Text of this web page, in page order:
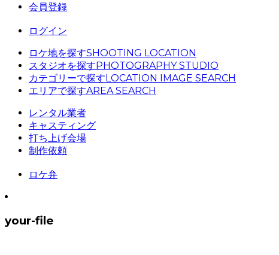
会員登録
ログイン
ロケ地を探すSHOOTING LOCATION
スタジオを探すPHOTOGRAPHY STUDIO
カテゴリーで探すLOCATION IMAGE SEARCH
エリアで探すAREA SEARCH
レンタル業者
キャスティング
打ち上げ会場
制作依頼
ロケ弁
your-file